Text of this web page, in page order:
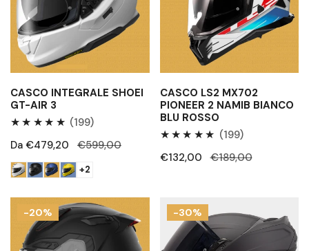
Air
CASCO INTEGRALE SHOEI
GT-AIR 3
(199)199
Recensioni
totali
Prezzo
di
vendita
Da €479,20
Prezzo
regolare
€599,00
+2
Namib
bianco
rosso
CASCO LS2 MX702
PIONEER 2 NAMIB BIANCO
BLU ROSSO
(199)199
Recensioni
Prezzo
€132,00
Prezzo
€189,00
integrale
NEXX
-20%
Casco
modulare
LS2
-30%